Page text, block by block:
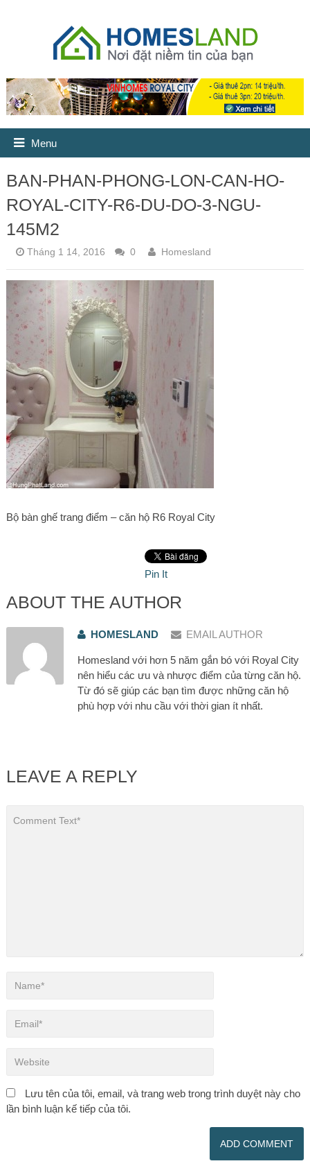
Menu
BAN-PHAN-PHONG-LON-CAN-HO-
ROYAL-CITY-R6-DU-DO-3-NGU-
145M2
Tháng 1 14, 2016 0 Homesland
Bộ bàn ghế trang điểm – căn hộ R6 Royal City
Pin It
ABOUT THE AUTHOR
HOMESLAND EMAIL AUTHOR
Homesland với hơn 5 năm gắn bó với Royal City
nên hiểu các ưu và nhược điểm của từng căn hộ.
Từ đó sẽ giúp các bạn tìm được những căn hộ
phù hợp với nhu cầu với thời gian ít nhất.
LEAVE A REPLY
Lưu tên của tôi, email, và trang web trong trình duyệt này cho
lần bình luận kế tiếp của tôi.